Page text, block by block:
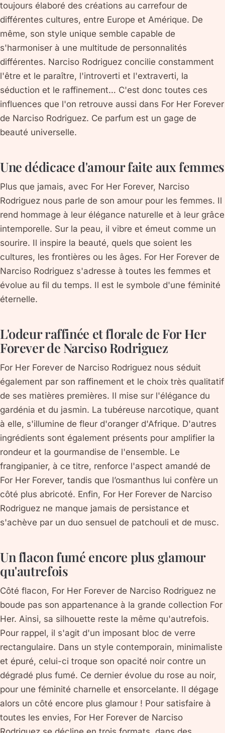
toujours élaboré des créations au carrefour de
différentes cultures, entre Europe et Amérique. De
même, son style unique semble capable de
s'harmoniser à une multitude de personnalités
différentes. Narciso Rodriguez concilie constamment
l'être et le paraître, l'introverti et l'extraverti, la
séduction et le raffinement… C'est donc toutes ces
influences que l'on retrouve aussi dans For Her Forever
de Narciso Rodriguez. Ce parfum est un gage de
beauté universelle.
Une dédicace d'amour faite aux femmes
Plus que jamais, avec For Her Forever, Narciso
Rodriguez nous parle de son amour pour les femmes. Il
rend hommage à leur élégance naturelle et à leur grâce
intemporelle. Sur la peau, il vibre et émeut comme un
sourire. Il inspire la beauté, quels que soient les
cultures, les frontières ou les âges. For Her Forever de
Narciso Rodriguez s'adresse à toutes les femmes et
évolue au fil du temps. Il est le symbole d'une féminité
éternelle.
L'odeur raffinée et florale de For Her
Forever de Narciso Rodriguez
For Her Forever de Narciso Rodriguez nous séduit
également par son raffinement et le choix très qualitatif
de ses matières premières. Il mise sur l'élégance du
gardénia et du jasmin. La tubéreuse narcotique, quant
à elle, s'illumine de fleur d'oranger d'Afrique. D'autres
ingrédients sont également présents pour amplifier la
rondeur et la gourmandise de l'ensemble. Le
frangipanier, à ce titre, renforce l'aspect amandé de
For Her Forever, tandis que l’osmanthus lui confère un
côté plus abricoté. Enfin, For Her Forever de Narciso
Rodriguez ne manque jamais de persistance et
s'achève par un duo sensuel de patchouli et de musc.
Un flacon fumé encore plus glamour
qu'autrefois
Côté flacon, For Her Forever de Narciso Rodriguez ne
boude pas son appartenance à la grande collection For
Her. Ainsi, sa silhouette reste la même qu'autrefois.
Pour rappel, il s'agit d'un imposant bloc de verre
rectangulaire. Dans un style contemporain, minimaliste
et épuré, celui-ci troque son opacité noir contre un
dégradé plus fumé. Ce dernier évolue du rose au noir,
pour une féminité charnelle et ensorcelante. Il dégage
alors un côté encore plus glamour ! Pour satisfaire à
toutes les envies, For Her Forever de Narciso